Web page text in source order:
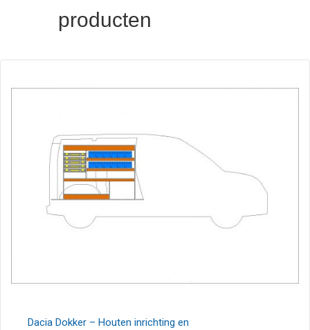
producten
Dacia Dokker – Houten inrichting en